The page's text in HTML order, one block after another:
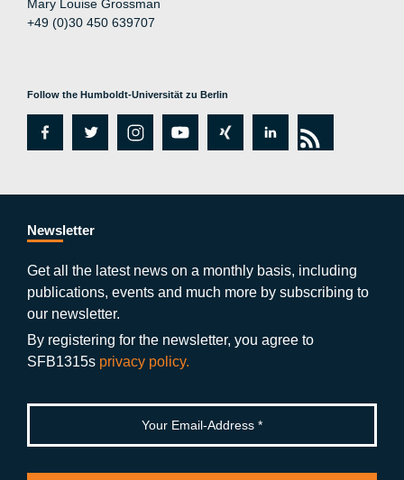
Mary Louise Grossman
+49 (0)30 450 639707
Follow the Humboldt-Universität zu Berlin
fa
e
b
o
o
k
tw
er
in
a
a
m
y
ut
b
xi
g
lin
e
n
rs
Newsletter
Get all the latest news on a monthly basis, including
publications, events and much more by subscribing to
our newsletter.
By registering for the newsletter, you agree to
SFB1315s privacy policy.